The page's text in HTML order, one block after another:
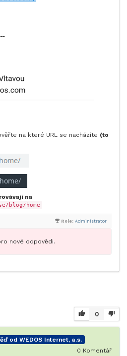
na které URL se nacházíte (to
na
blog/home
Role: Administrator
nové odpovědi.
0
od WEDOS Internet, a.s.
0 Komentář